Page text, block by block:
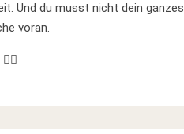
Und du musst nicht dein ganzes
voran.
👈🏼